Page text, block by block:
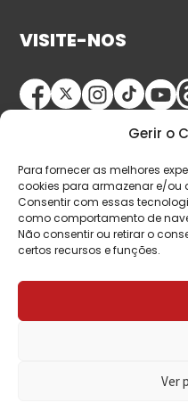
Gerir o
Para fornecer as melhores
cookies para armazenar e/ou
Consentir com essas
como comportamento de
Não consentir ou retirar o
certos recursos e funções.
Ver
VISITE-NOS
© Copyright 2026
direitos